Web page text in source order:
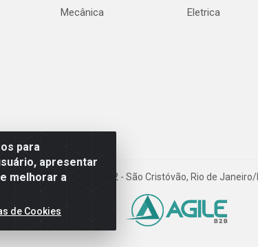
para
apresentar
melhorar a
de Cookies
Mecânica
Eletrica
Carneiro de Campos, 42 - São Cristóvão, Rio de